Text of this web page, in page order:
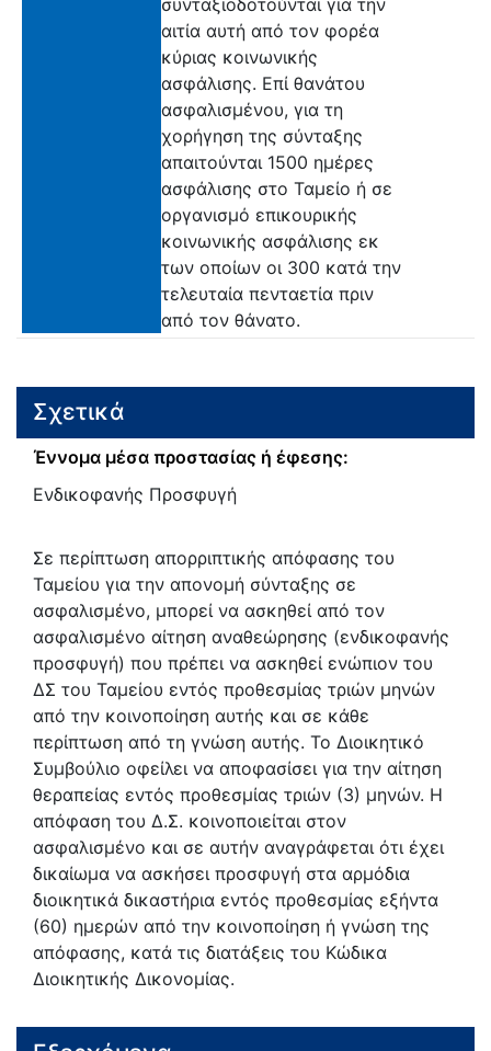
αιτία αυτή από τον φορέα
κύριας κοινωνικής
ασφάλισης. Επί θανάτου
ασφαλισμένου, για τη
χορήγηση της σύνταξης
απαιτούνται 1500 ημέρες
ασφάλισης στο Ταμείο ή σε
οργανισμό επικουρικής
κοινωνικής ασφάλισης εκ
των οποίων οι 300 κατά την
τελευταία πενταετία πριν
από τον θάνατο.
Σχετικά
Έννομα μέσα προστασίας ή έφεσης:
Ενδικοφανής Προσφυγή
Σε περίπτωση απορριπτικής απόφασης του
Ταμείου για την απονομή σύνταξης σε
ασφαλισμένο, μπορεί να ασκηθεί από τον
ασφαλισμένο αίτηση αναθεώρησης (ενδικοφανής
προσφυγή) που πρέπει να ασκηθεί ενώπιον του
ΔΣ του Ταμείου εντός προθεσμίας τριών μηνών
από την κοινοποίηση αυτής και σε κάθε
περίπτωση από τη γνώση αυτής. Το Διοικητικό
Συμβούλιο οφείλει να αποφασίσει για την αίτηση
θεραπείας εντός προθεσμίας τριών (3) μηνών. Η
απόφαση του Δ.Σ. κοινοποιείται στον
ασφαλισμένο και σε αυτήν αναγράφεται ότι έχει
δικαίωμα να ασκήσει προσφυγή στα αρμόδια
διοικητικά δικαστήρια εντός προθεσμίας εξήντα
(60) ημερών από την κοινοποίηση ή γνώση της
απόφασης, κατά τις διατάξεις του Κώδικα
Διοικητικής Δικονομίας.